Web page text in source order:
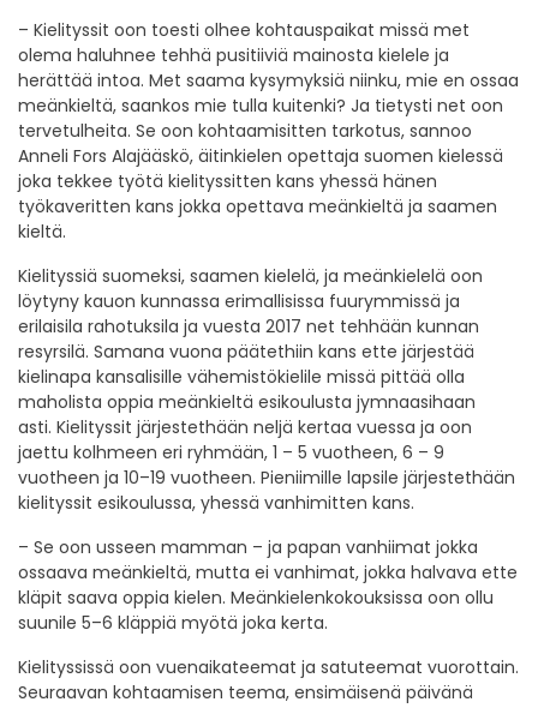
– Kielityssit oon toesti olhee kohtauspaikat missä met
olema haluhnee tehhä pusitiiviä mainosta kielele ja
herättää intoa. Met saama kysymyksiä niinku, mie en ossaa
meänkieltä, saankos mie tulla kuitenki? Ja tietysti net oon
tervetulheita. Se oon kohtaamisitten tarkotus, sannoo
Anneli Fors Alajääskö, äitinkielen opettaja suomen kielessä
joka tekkee työtä kielityssitten kans yhessä hänen
työkaveritten kans jokka opettava meänkieltä ja saamen
kieltä.
Kielityssiä suomeksi, saamen kielelä, ja meänkielelä oon
löytyny kauon kunnassa erimallisissa fuurymmissä ja
erilaisila rahotuksila ja vuesta 2017 net tehhään kunnan
resyrsilä. Samana vuona päätethiin kans ette järjestää
kielinapa kansalisille vähemistökielile missä pittää olla
maholista oppia meänkieltä esikoulusta jymnaasihaan
asti. Kielityssit järjestethään neljä kertaa vuessa ja oon
jaettu kolhmeen eri ryhmään, 1 – 5 vuotheen, 6 – 9
vuotheen ja 10–19 vuotheen. Pieniimille lapsile järjestethään
kielityssit esikoulussa, yhessä vanhimitten kans.
– Se oon usseen mamman – ja papan vanhiimat jokka
ossaava meänkieltä, mutta ei vanhimat, jokka halvava ette
kläpit saava oppia kielen. Meänkielenkokouksissa oon ollu
suunile 5–6 kläppiä myötä joka kerta.
Kielityssissä oon vuenaikateemat ja satuteemat vuorottain.
Seuraavan kohtaamisen teema, ensimäisenä päivänä